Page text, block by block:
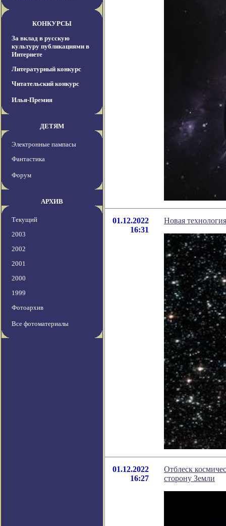
КОНКУРСЫ
За вклад в русскую
культуру публикациями в
Интернете
Литературный конкурс
Читательский конкурс
Илья-Премия
ДЕТЯМ
Электронные пампасы
Фантастика
Форум
АРХИВ
Текущий
2003
2002
2001
2000
1999
Фотоархив
Все фотоматериалы
01.12.2022
16:31
Новая
01.12.2022
16:27
Отблеск
сторону Земли